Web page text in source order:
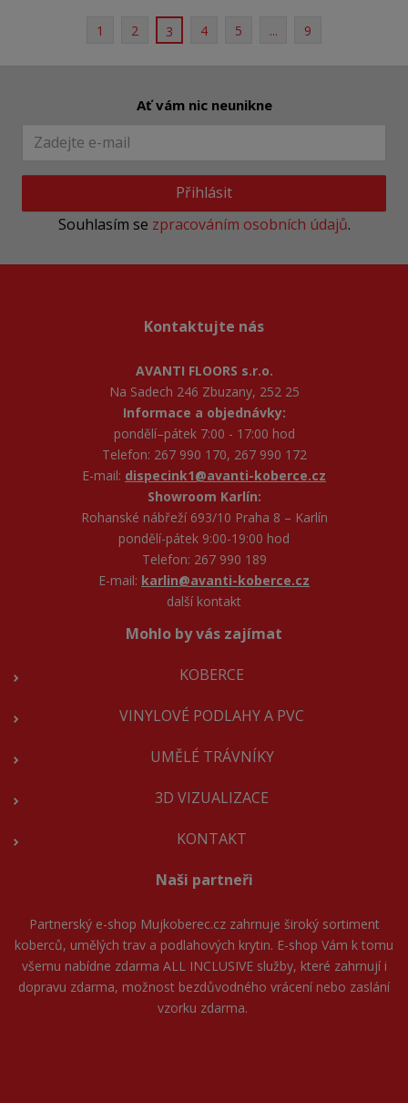
1 2 3 4 5 ... 9
Ať vám nic neunikne
Přihlásit
Souhlasím se zpracováním osobních údajů.
Kontaktujte nás
AVANTI FLOORS s.r.o.
Na Sadech 246 Zbuzany, 252 25
Informace a objednávky:
pondělí–pátek 7:00 - 17:00 hod
Telefon: 267 990 170, 267 990 172
E-mail: dispecink1@avanti-koberce.cz
Showroom Karlín:
Rohanské nábřeží 693/10 Praha 8 – Karlín
pondělí-pátek 9:00-19:00 hod
Telefon: 267 990 189
E-mail: karlin@avanti-koberce.cz
další kontakt
Mohlo by vás zajímat
KOBERCE
VINYLOVÉ PODLAHY A PVC
UMĚLÉ TRÁVNÍKY
3D VIZUALIZACE
KONTAKT
Naši partneři
Partnerský e-shop Mujkoberec.czzahrnuje široký sortiment
koberců, umělých trav a podlahových krytin. E-shop Vám k tomu
všemu nabídne zdarma ALL INCLUSIVE služby, které zahrnují i
dopravu zdarma, možnost bezdůvodného vrácení nebo zaslání
vzorku zdarma.